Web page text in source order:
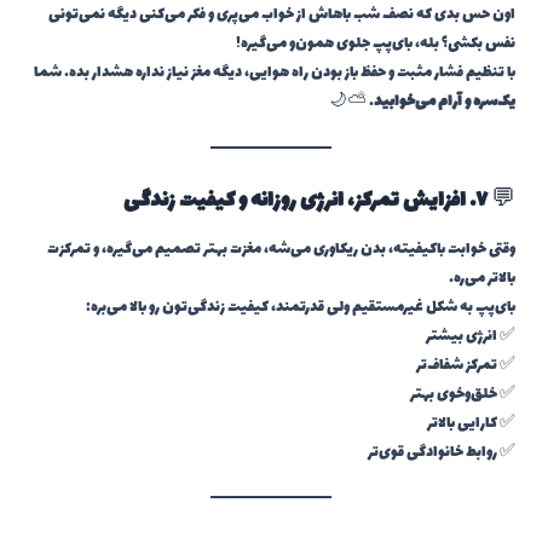
اون حس بدی که نصف شب باهاش از خواب می‌پری و فکر می‌کنی دیگه نمی‌تونی
نفس بکشی؟ بله، بای‌پپ جلوی همون‌و می‌گیره!
با تنظیم فشار مثبت و حفظ باز بودن راه هوایی، دیگه مغز نیاز نداره هشدار بده. شما
یک‌سره و آرام می‌خوابید. ⛅🌙
💬۷. افزایش تمرکز، انرژی روزانه و کیفیت زندگی
وقتی خوابت باکیفیته، بدن ریکاوری می‌شه، مغزت بهتر تصمیم می‌گیره، و تمرکزت
بالاتر می‌ره.
بای‌پپ به شکل غیرمستقیم ولی قدرتمند، کیفیت زندگی‌تون رو بالا می‌بره:
✅ انرژی بیشتر
✅ تمرکز شفاف‌تر
✅ خلق‌وخوی بهتر
✅ کارایی بالاتر
✅ روابط خانوادگی قوی‌تر